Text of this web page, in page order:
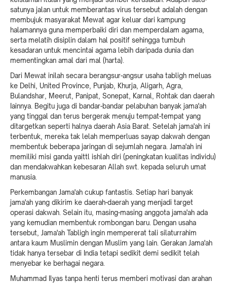
satunya jalan untuk memberantas virus tersebut adalah dengan
membujuk masyarakat Mewat agar keluar dari kampung
halamannya guna memperbaiki diri dan memperdalam agama,
serta melatih disiplin dalam hal positif sehingga tumbuh
kesadaran untuk mencintai agama lebih daripada dunia dan
mementingkan amal dari mal (harta).
Dari Mewat inilah secara berangsur-angsur usaha tabligh meluas
ke Delhi, United Province, Punjab, Khurja, Aligarh, Agra,
Bulandshar, Meerut, Panipat, Sonepat, Karnal, Rohtak dan daerah
Iainnya. Begitu juga di bandar-bandar pelabuhan banyak jama'ah
yang tinggal dan terus bergerak menuju tempat-tempat yang
ditargetkan seperti halnya daerah Asia Barat. Setelah jama'ah ini
terbentuk, mereka tak lelah memperluas sayap dakwah dengan
membentuk beberapa jaringan di sejumlah negara. Jama'ah ini
memiliki misi ganda yaittl ishlah diri (peningkatan kualitas individu)
dan mendakwahkan kebesaran Allah swt. kepada seluruh umat
manusia.
Perkembangan Jama'ah cukup fantastis. Setiap hari banyak
jama'ah yang dikirim ke daerah-daerah yang menjadi target
operasi dakwah. Selain itu, masing-masing anggota jama'ah ada
yang kemudian membentuk rombongan baru. Dengan usaha
tersebut, Jama'ah Tabligh ingin mempererat tali silaturrahim
antara kaum Muslimin dengan Muslim yang lain. Gerakan Jama'ah
tidak hanya tersebar di India tetapi sedikit demi sedikit telah
menyebar ke berhagai negara.
Muhammad Ilyas tanpa henti terus memberi motivasi dan arahan